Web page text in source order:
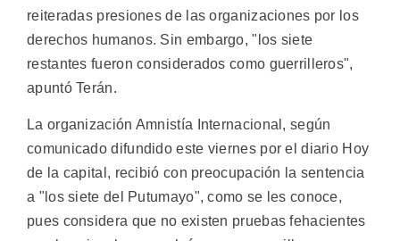
reiteradas presiones de las organizaciones por los
derechos humanos. Sin embargo, "los siete
restantes fueron considerados como guerrilleros",
apuntó Terán.
La organización Amnistía Internacional, según
comunicado difundido este viernes por el diario Hoy
de la capital, recibió con preocupación la sentencia
a "los siete del Putumayo", como se les conoce,
pues considera que no existen pruebas fehacientes